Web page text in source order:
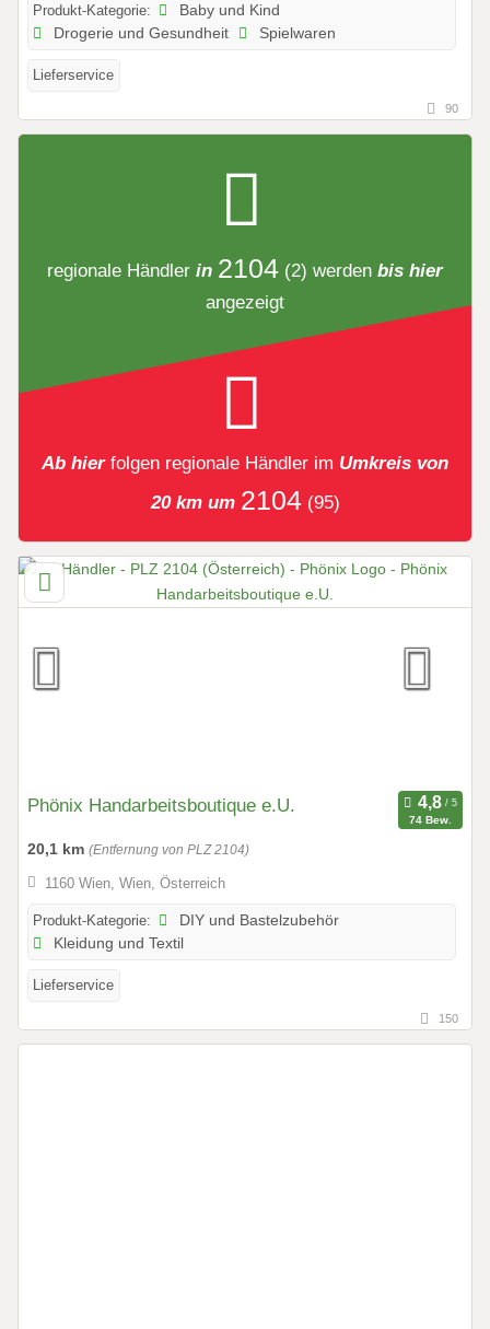
Produkt-Kategorie:
Baby und Kind
Drogerie und Gesundheit
Spielwaren
Lieferservice
90
regionale Händler in 2104 (2) werden bis hier
angezeigt
Ab hier folgen regionale Händler im Umkreis von
20 km um 2104 (95)
Phönix Handarbeitsboutique e.U.
74 Bew.
20,1 km (Entfernung von PLZ 2104)
1160 Wien, Wien, Österreich
Produkt-Kategorie:
DIY und Bastelzubehör
Kleidung und Textil
Lieferservice
150